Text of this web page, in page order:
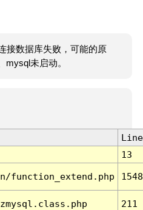
接数据库失败，可能的原
mysql未启动。
Line
13
function_extend.php 1548
211